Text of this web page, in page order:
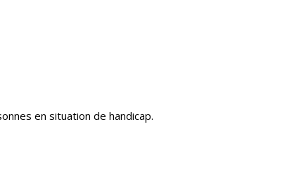
en situation de handicap.